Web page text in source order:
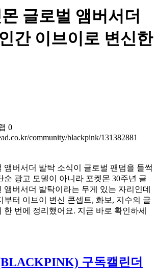
글로벌 앰버서더
간 이브이로 변신한
0
community/blackpink/131382881
앰버서더 발탁 소식이 글로벌 팬덤을 들썩
순 광고 모델이 아니라 포켓몬 30주년 글
앰버서더 발탁이라는 무게 있는 자리인데
부터 이브이 변신 콘셉트, 화보, 지수의 글
한 번에 정리했어요. 지금 바로 확인하세
구독캘린더